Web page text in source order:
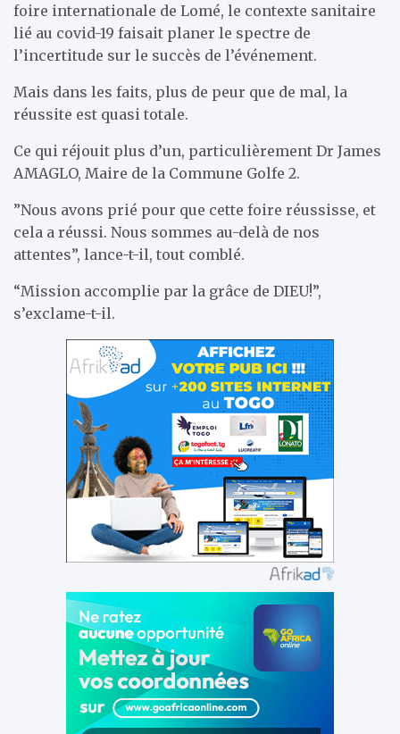
foire internationale de Lomé, le contexte sanitaire
lié au covid-19 faisait planer le spectre de
l’incertitude sur le succès de l’événement.
Mais dans les faits, plus de peur que de mal, la
réussite est quasi totale.
Ce qui réjouit plus d’un, particulièrement Dr James
AMAGLO, Maire de la Commune Golfe 2.
”Nous avons prié pour que cette foire réussisse, et
cela a réussi. Nous sommes au-delà de nos
attentes”, lance-t-il, tout comblé.
“Mission accomplie par la grâce de DIEU!”,
s’exclame-t-il.